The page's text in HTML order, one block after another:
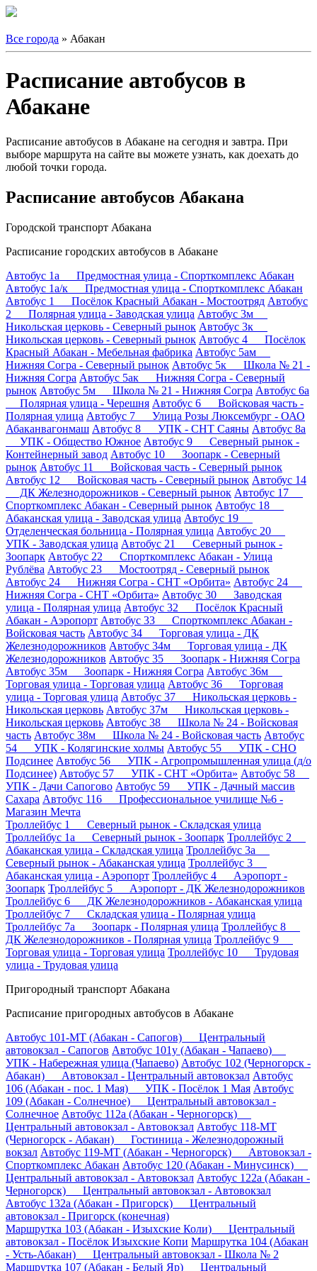
Все города » Абакан
Расписание автобусов в
Абакане
Расписание автобусов в Абакане на сегодня и завтра. При
выборе маршрута на сайте вы можете узнать, как доехать до
любой точки города.
Расписание автобусов Абакана
Городской транспорт Абакана
Расписание городских автобусов в Абакане
Автобус 1а Предмостная улица - Спорткомплекс Абакан
Автобус 1а/к Предмостная улица - Спорткомплекс Абакан
Автобус 1 Посёлок Красный Абакан - Мостоотряд Автобус
2 Полярная улица - Заводская улица Автобус 3м
Никольская церковь - Северный рынок Автобус 3к
Никольская церковь - Северный рынок Автобус 4 Посёлок
Красный Абакан - Мебельная фабрика Автобус 5ам
Нижняя Согра - Северный рынок Автобус 5к Школа № 21 -
Нижняя Согра Автобус 5ак Нижняя Согра - Северный
рынок Автобус 5м Школа № 21 - Нижняя Согра Автобус 6а
Полярная улица - Черешня Автобус 6 Войсковая часть -
Полярная улица Автобус 7 Улица Розы Люксембург - ОАО
Абаканвагонмаш Автобус 8 УПК - СНТ Саяны Автобус 8а
УПК - Общество Южное Автобус 9 Северный рынок -
Контейнерный завод Автобус 10 Зоопарк - Северный
рынок Автобус 11 Войсковая часть - Северный рынок
Автобус 12 Войсковая часть - Северный рынок Автобус 14
ДК Железнодорожников - Северный рынок Автобус 17
Спорткомплекс Абакан - Северный рынок Автобус 18
Абаканская улица - Заводская улица Автобус 19
Отделенческая больница - Полярная улица Автобус 20
УПК - Заводская улица Автобус 21 Северный рынок -
Зоопарк Автобус 22 Спорткомплекс Абакан - Улица
Рублёва Автобус 23 Мостоотряд - Северный рынок
Автобус 24 Нижняя Согра - СНТ «Орбита» Автобус 24
Нижняя Согра - СНТ «Орбита» Автобус 30 Заводская
улица - Полярная улица Автобус 32 Посёлок Красный
Абакан - Аэропорт Автобус 33 Спорткомплекс Абакан -
Войсковая часть Автобус 34 Торговая улица - ДК
Железнодорожников Автобус 34м Торговая улица - ДК
Железнодорожников Автобус 35 Зоопарк - Нижняя Согра
Автобус 35м Зоопарк - Нижняя Согра Автобус 36м
Торговая улица - Торговая улица Автобус 36 Торговая
улица - Торговая улица Автобус 37 Никольская церковь -
Никольская церковь Автобус 37м Никольская церковь -
Никольская церковь Автобус 38 Школа № 24 - Войсковая
часть Автобус 38м Школа № 24 - Войсковая часть Автобус
54 УПК - Колягинские холмы Автобус 55 УПК - СНО
Подсинее Автобус 56 УПК - Агропромышленная улица (д/о
Подсинее) Автобус 57 УПК - СНТ «Орбита» Автобус 58
УПК - Дачи Сапогово Автобус 59 УПК - Дачный массив
Сахара Автобус 116 Профессиональное училище №6 -
Магазин Мечта
Троллейбус 1 Северный рынок - Складская улица
Троллейбус 1а Северный рынок - Зоопарк Троллейбус 2
Абаканская улица - Складская улица Троллейбус 3а
Северный рынок - Абаканская улица Троллейбус 3
Абаканская улица - Аэропорт Троллейбус 4 Аэропорт -
Зоопарк Троллейбус 5 Аэропорт - ДК Железнодорожников
Троллейбус 6 ДК Железнодорожников - Абаканская улица
Троллейбус 7 Складская улица - Полярная улица
Троллейбус 7а Зоопарк - Полярная улица Троллейбус 8
ДК Железнодорожников - Полярная улица Троллейбус 9
Торговая улица - Торговая улица Троллейбус 10 Трудовая
улица - Трудовая улица
Пригородный транспорт Абакана
Расписание пригородных автобусов в Абакане
Автобус 101-МТ (Абакан - Сапогов) Центральный
автовокзал - Сапогов Автобус 101у (Абакан - Чапаево)
УПК - Набережная улица (Чапаево) Автобус 102 (Черногорск -
Абакан) Автовокзал - Центральный автовокзал Автобус
106 (Абакан - пос. 1 Мая) УПК - Посёлок 1 Мая Автобус
109 (Абакан - Солнечное) Центральный автовокзал -
Солнечное Автобус 112а (Абакан - Черногорск)
Центральный автовокзал - Автовокзал Автобус 118-МТ
(Черногорск - Абакан) Гостиница - Железнодорожный
вокзал Автобус 119-МТ (Абакан - Черногорск) Автовокзал -
Спорткомплекс Абакан Автобус 120 (Абакан - Минусинск)
Центральный автовокзал - Автовокзал Автобус 122а (Абакан -
Черногорск) Центральный автовокзал - Автовокзал
Автобус 132а (Абакан - Пригорск) Центральный
автовокзал - Пригорск (конечная)
Маршрутка 103 (Абакан - Изыхские Коли) Центральный
автовокзал - Посёлок Изыхские Копи Маршрутка 104 (Абакан
- Усть-Абакан) Центральный автовокзал - Школа № 2
Маршрутка 107 (Абакан - Белый Яр) Центральный